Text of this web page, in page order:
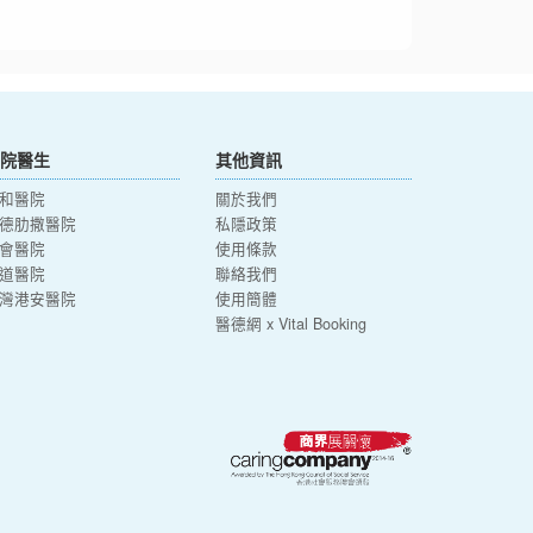
醫生
醫院
肋撒醫院
醫院
醫院
港安醫院
其他資訊
關於我們
私隱政策
使用條款
聯絡我們
使用簡體
醫德網 x Vital Booking